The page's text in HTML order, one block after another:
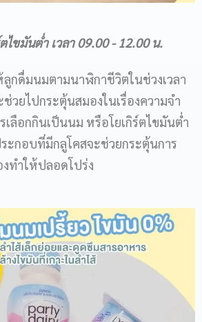
ไขมันต่ำ เวลา 09.00 - 12.00 น.
ดื่มนมตามนาฬิกาชีวิตในช่วงเวลา
วยไปกระตุ้นสมองในเรื่องความจำ
เลือกกินเป็นนม หรือโยเกิร์ตไขมันต่ำ
ะกอบที่มีกลูโคสจะช่วยกระตุ้นการ
ทำให้ปลอดโปร่ง